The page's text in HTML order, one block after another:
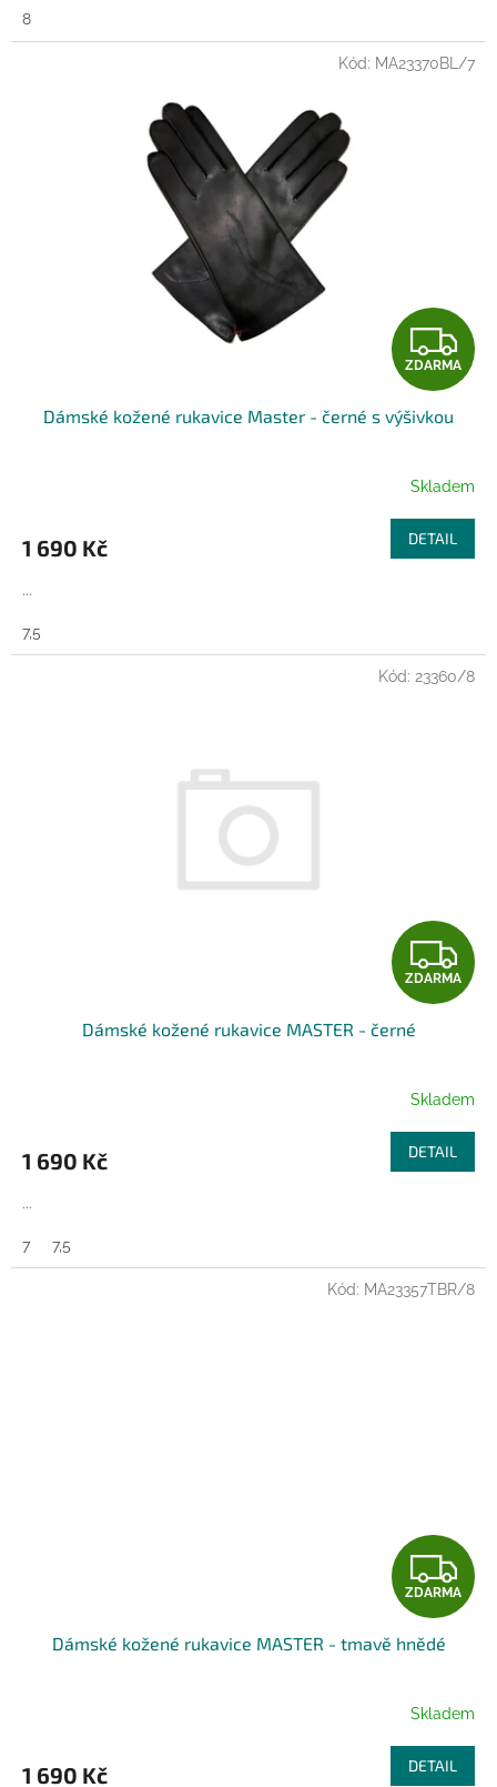
8
Z
D
R
M
A
ZDARMA
Dámské kožené rukavice Master - černé s výšivkou
Skladem
1 690 Kč DETAIL
...
7,5
Kód: MA23370BL/7
Z
D
R
M
A
ZDARMA
Dámské kožené rukavice MASTER - černé
Skladem
1 690 Kč DETAIL
...
7 7,5
Kód: 23360/8
Z
D
R
M
ZDARMA
Dámské kožené rukavice MASTER - tmavě hnědé
Skladem
1 690 Kč DETAIL
Kód: MA23357TBR/8